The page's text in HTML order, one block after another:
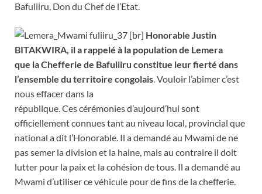
Bafuliiru, Don du Chef de l’Etat.
[br] Honorable Justin
BITAKWIRA, il a rappelé à la population de Lemera
que la Chefferie de Bafuliiru constitue leur fierté dans
l’ensemble du territoire congolais. Vouloir l’abimer c’est
nous effacer dans la
république. Ces cérémonies d’aujourd’hui sont
officiellement connues tant au niveau local, provincial que
national a dit l’Honorable. Il a demandé au Mwami de ne
pas semer la division et la haine, mais au contraire il doit
lutter pour la paix et la cohésion de tous. Il a demandé au
Mwami d’utiliser ce véhicule pour de fins de la chefferie.